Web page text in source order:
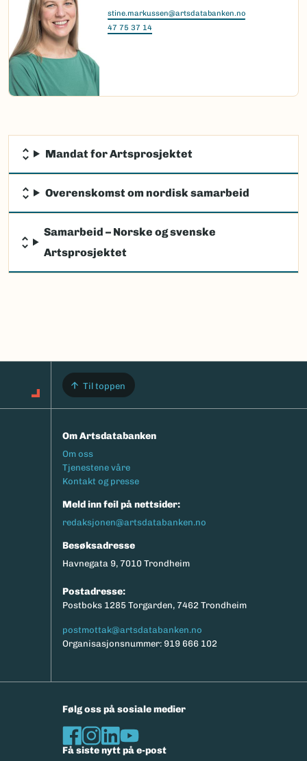
stine.markussen@artsdatabanken.no
47 75 37 14
Mandat for Artsprosjektet
Overenskomst om nordisk samarbeid
Samarbeid – Norske og svenske
Artsprosjektet
Til toppen
Om Artsdatabanken
Footermeny
Om oss
Tjenestene våre
Kontakt og presse
Meld inn feil på nettsider:
redaksjonen@artsdatabanken.no
Besøksadresse
Havnegata 9, 7010 Trondheim
Postadresse:
Postboks 1285 Torgarden, 7462 Trondheim
postmottak@artsdatabanken.no
Organisasjonsnummer: 919 666 102
Følg oss på sosiale medier
Få siste nytt på e-post